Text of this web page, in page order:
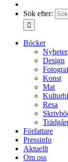
Sök efter:
Böcker
Nyheter
Design
Konst
Mat
Resa
Författare
Pressinfo
Aktuellt
Om oss